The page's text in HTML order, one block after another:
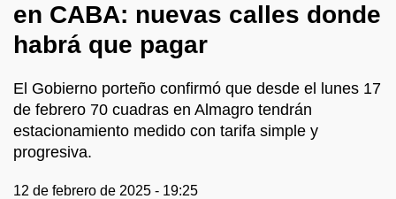
en CABA: nuevas calles donde
habrá que pagar
El Gobierno porteño confirmó que desde el lunes 17
de febrero 70 cuadras en Almagro tendrán
estacionamiento medido con tarifa simple y
progresiva.
12 de febrero de 2025 - 19:25